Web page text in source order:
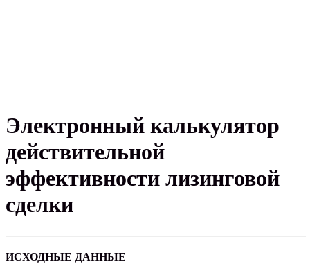
Электронный калькулятор
действительной
эффективности лизинговой
сделки
ИСХОДНЫЕ ДАННЫЕ